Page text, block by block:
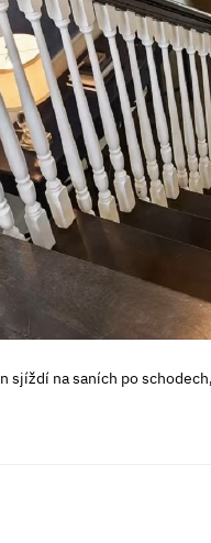
sjíždí na saních po